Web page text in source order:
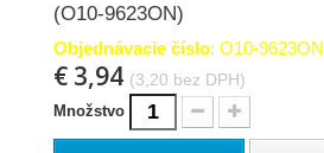
(O10-9623ON)
Objednávacie číslo: O10-9623ON
€ 3,94 (3,20 bez DPH)
Množstvo